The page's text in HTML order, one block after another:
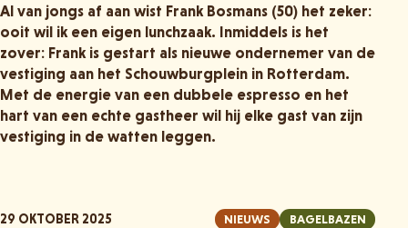
Al van jongs af aan wist Frank Bosmans (50) het zeker:
ooit wil ik een eigen lunchzaak. Inmiddels is het
zover: Frank is gestart als nieuwe ondernemer van de
vestiging aan het Schouwburgplein in Rotterdam.
Met de energie van een dubbele espresso en het
hart van een echte gastheer wil hij elke gast van zijn
vestiging in de watten leggen.
29 OKTOBER 2025 NIEUWS BAGELBAZEN